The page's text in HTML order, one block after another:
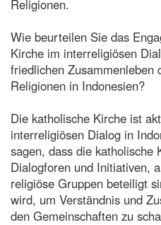
Religionen.
Wie beurteilen Sie das
Kirche im interreligiösen
friedlichen Zusammenleben
Religionen in Indonesien?
Die katholische Kirche ist
interreligiösen Dialog in
sagen, dass die katholische
Dialogforen und Initiativen,
religiöse Gruppen beteiligt
wird, um Verständnis und
den Gemeinschaften zu